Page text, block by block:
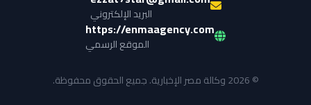
البريد الإلكتروني
https://enmaagency.com
الموقع الرسمي
© 2026 وكالة مصر الإخبارية. جميع الحقوق محفوظة.